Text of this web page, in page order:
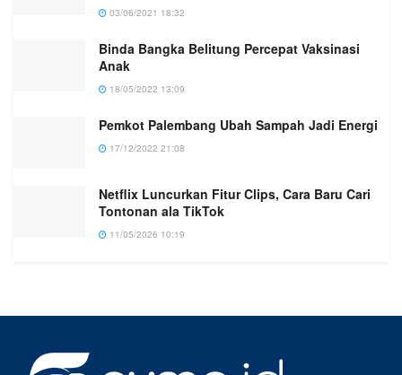
03/06/2021 18:32
Binda Bangka Belitung Percepat Vaksinasi
Anak
18/05/2022 13:09
Pemkot Palembang Ubah Sampah Jadi Energi
17/12/2022 21:08
Netflix Luncurkan Fitur Clips, Cara Baru Cari
Tontonan ala TikTok
11/05/2026 10:19